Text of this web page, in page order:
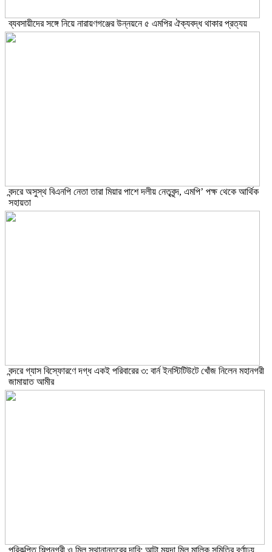
ব্যবসায়ীদের সঙ্গে নিয়ে নারায়ণগঞ্জের উন্নয়নে ৫ এমপির ঐক্যবদ্ধ থাকার প্রত্যয়
বন্দরে অসুস্থ বিএনপি নেতা তারা মিয়ার পাশে দলীয় নেতৃবৃন্দ, এমপি’ পক্ষ থেকে আর্থিক
সহায়তা
বন্দরে গ্যাস বিস্ফোরণে দগ্ধ একই পরিবারের ৩: বার্ন ইনস্টিটিউটে খোঁজ নিলেন মহানগরী
জামায়াত আমীর
পরিকল্পিত শিল্পনগরী ও মিল স্থানান্তরের দাবি: আটা ময়দা মিল মালিক সমিতির বর্ণাঢ্য